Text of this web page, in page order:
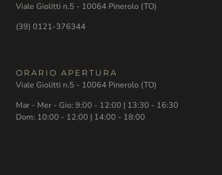
Viale Giolitti n.5 - 10064 Pinerolo (TO)
(39) 0121-376344
ORARIO APERTURA
Viale Giolitti n.5 - 10064 Pinerolo (TO)
Mar - Mer - Gio: 9:00 - 12:00 | 13:30 - 16:30
Dom: 10:00 - 12:00 | 14:00 - 18:00